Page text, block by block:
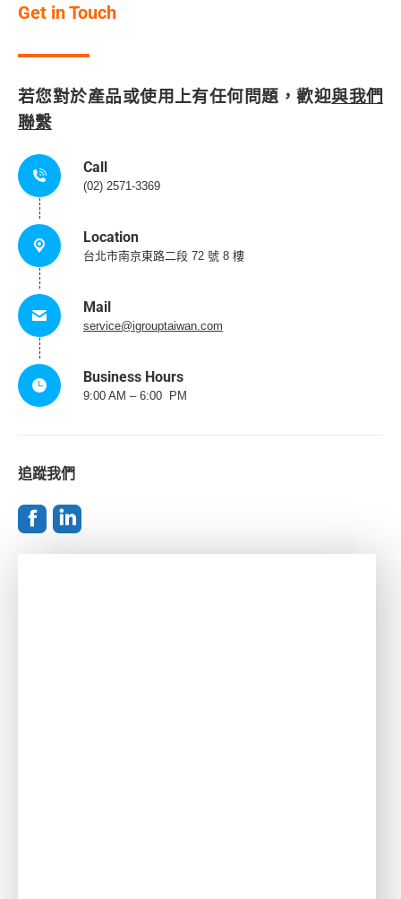
Get in Touch
若您對於產品或使用上有任何問題，歡迎與我們
聯繫
Call
(02) 2571-3369
Location
台北市南京東路二段 72 號 8 樓
Mail
service@igrouptaiwan.com
Business Hours
9:00 AM – 6:00 PM
追蹤我們
Facebook
Linkedin